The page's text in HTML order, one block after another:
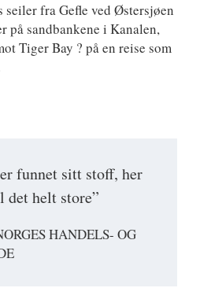
funnet sitt stoff, her
det helt store”
HANDELS- OG
seiler fra Gefle ved Østersjøen
på sandbankene i Kanalen,
Tiger Bay ? på en reise som